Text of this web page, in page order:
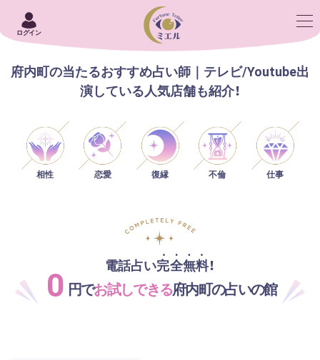
ログイン
府内町の当たるおすすめ占い師｜テレビ/Youtube出
演している人気店舗も紹介！
相性 恋愛 復縁 不倫 仕事
電話占い完全無料！
0 円でお試しできる府内町の占いの館